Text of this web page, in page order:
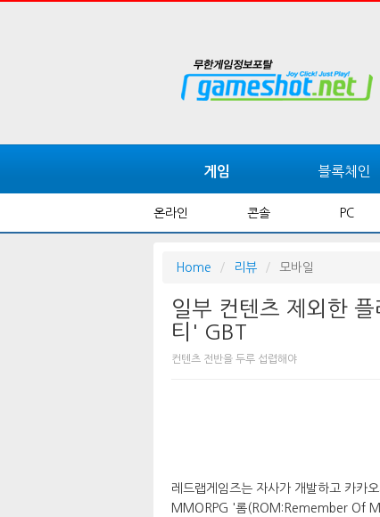
게임 블록체인
온라인 콘솔 PC
Home 리뷰 모바일
일부 컨텐츠 제외한
티' GBT
컨텐츠 전반을 두루 섭렵해야
레드랩게임즈는 자사가 개발하고 카카
MMORPG '롬(ROM:Remember Of